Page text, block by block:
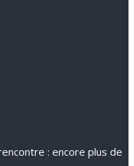
: encore plus de